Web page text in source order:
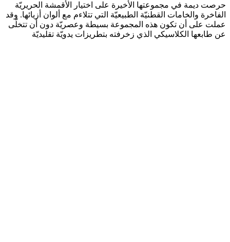
حرصت ديمة في مجموعتها الأخيرة على اختيار الأقمشة الحريريّة
الفاخرة والخامات القطنيّة الطبيعيّة التي تتلاءم مع ألوان أزيائها. وقد
عملت على أن تكون هذه المجموعة بسيطة وعصريّة دون أن تتخلّى
عن طابعها الكلاسيكي الذي زخرفته بتطريزات يدويّة تقليديّة